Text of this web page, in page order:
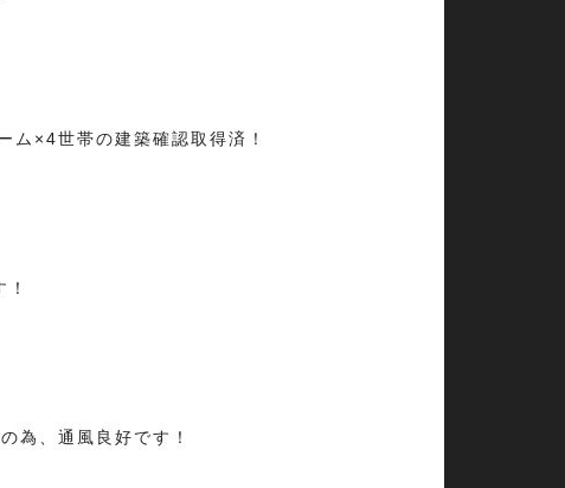
ム×4世帯の建築確認取得済！
為、通風良好です！